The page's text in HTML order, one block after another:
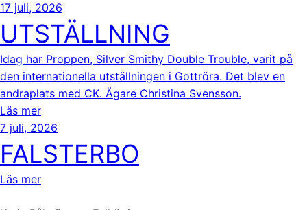
17 juli, 2026
UTSTÄLLNING
Idag har Proppen, Silver Smithy Double Trouble, varit på
den internationella utställningen i Gottröra. Det blev en
andraplats med CK. Ägare Christina Svensson.
Läs mer
7 juli, 2026
FALSTERBO
Läs mer